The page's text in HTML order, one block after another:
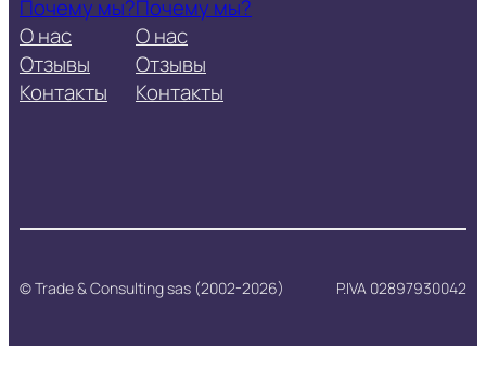
Почему мы?
О нас
Отзывы
Контакты
Почему мы?
О нас
Отзывы
Контакты
© Trade & Consulting sas (2002-2026) P.IVA 02897930042